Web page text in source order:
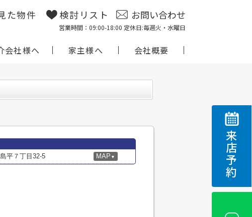
た物件 検討リスト お問い合わせ
営業時間：09:00-18:00 定休日:毎週火・水曜日
会社様へ 家主様へ 会社概要
来店予約
平７丁目32-5 MAP ▼